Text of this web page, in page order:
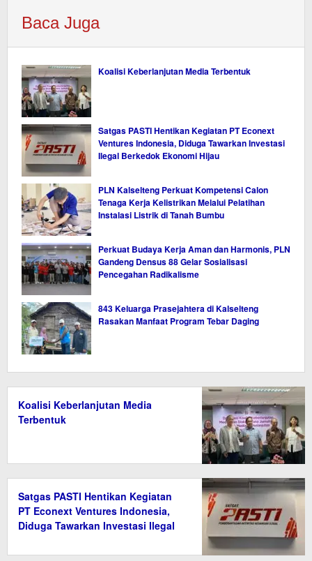
Baca Juga
Koalisi Keberlanjutan Media Terbentuk
Satgas PASTI Hentikan Kegiatan PT Econext
Ventures Indonesia, Diduga Tawarkan Investasi
Ilegal Berkedok Ekonomi Hijau
PLN Kalselteng Perkuat Kompetensi Calon
Tenaga Kerja Kelistrikan Melalui Pelatihan
Instalasi Listrik di Tanah Bumbu
Perkuat Budaya Kerja Aman dan Harmonis, PLN
Gandeng Densus 88 Gelar Sosialisasi
Pencegahan Radikalisme
843 Keluarga Prasejahtera di Kalselteng
Rasakan Manfaat Program Tebar Daging
Koalisi Keberlanjutan Media
Terbentuk
Satgas PASTI Hentikan Kegiatan
PT Econext Ventures Indonesia,
Diduga Tawarkan Investasi Ilegal